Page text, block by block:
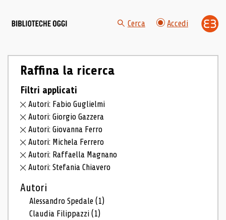
Cerca Accedi
Raffina la ricerca
Filtri applicati
Autori: Fabio Guglielmi
Autori: Giorgio Gazzera
Autori: Giovanna Ferro
Autori: Michela Ferrero
Autori: Raffaella Magnano
Autori: Stefania Chiavero
Autori
Alessandro Spedale(1)
Claudia Filippazzi(1)